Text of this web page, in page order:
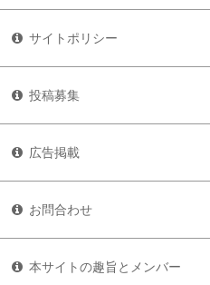
サイトポリシー
投稿募集
広告掲載
お問合わせ
本サイトの趣旨とメンバー